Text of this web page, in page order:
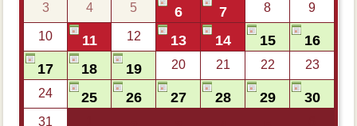
3 4 5 6 7 8 9
10 11 12 13 14 15
16
17
18 19 20 21 22 23
24 25 26 27 28 29 30
31